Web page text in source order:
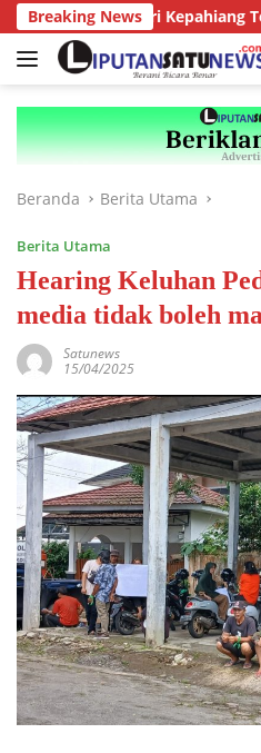
Langsung
ke
konten
Breaking News
Kejari Kepahiang
Beranda Berita Utama
Berita Utama
Hearing Keluhan
media tidak boleh
Satunews
15/04/2025